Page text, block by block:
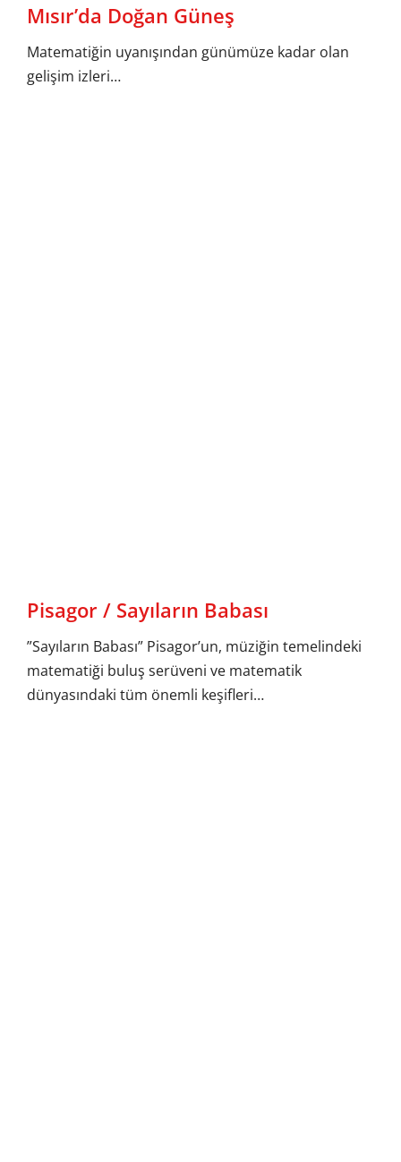
Mısır’da Doğan Güneş
Matematiğin uyanışından günümüze kadar olan
gelişim izleri…
Pisagor / Sayıların Babası
”Sayıların Babası” Pisagor’un, müziğin temelindeki
matematiği buluş serüveni ve matematik
dünyasındaki tüm önemli keşifleri…